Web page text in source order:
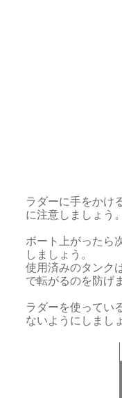
ラダーに手をかけ
に注意しましょう
ボート上がったら
しましょう。
使用済みのタンク
で転がるのを防げ
ラダーを使ってい
ないようにしまし